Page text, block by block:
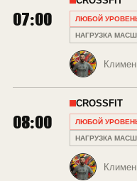
07:00 ЛЮБОЙ
НАГРУЗКА
08:00
CROSSFIT
ЛЮБОЙ
НАГРУЗКА